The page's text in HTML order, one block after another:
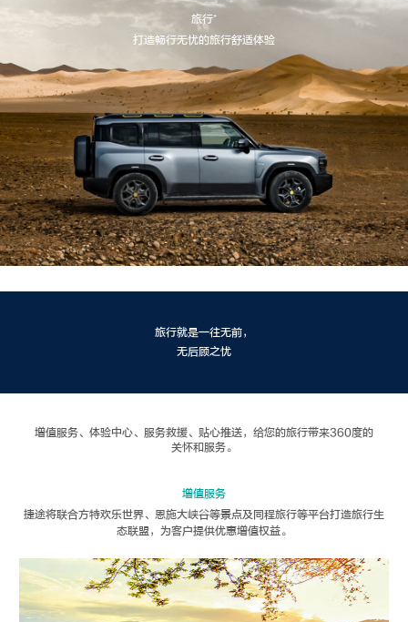
旅行⁺
打造畅行无忧的旅行舒适体验
旅行就是一往无前，
无后顾之忧
增值服务、体验中心、服务救援、贴心推送，给您的旅行带来360度的
关怀和服务。
增值服务
捷途将联合方特欢乐世界、恩施大峡谷等景点及同程旅行等平台打造旅行生
态联盟，为客户提供优惠增值权益。